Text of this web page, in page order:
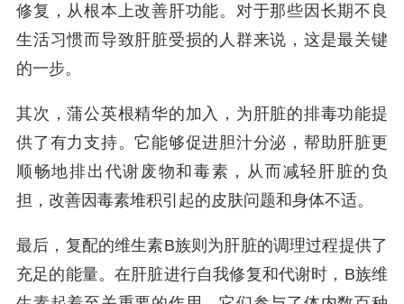
修复，从根本上改善肝功能。对于那些因长期不良
生活习惯而导致肝脏受损的人群来说，这是最关键
的一步。
其次，蒲公英根精华的加入，为肝脏的排毒功能提
供了有力支持。它能够促进胆汁分泌，帮助肝脏更
顺畅地排出代谢废物和毒素，从而减轻肝脏的负
担，改善因毒素堆积引起的皮肤问题和身体不适。
最后，复配的维生素B族则为肝脏的调理过程提供了
充足的能量。在肝脏进行自我修复和代谢时，B族维